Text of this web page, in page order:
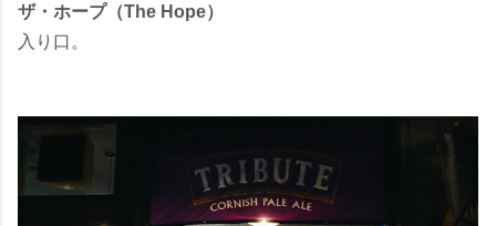
ザ・ホープ（The Hope）
入り口。